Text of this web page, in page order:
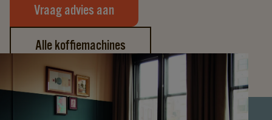
Vraag advies aan
Alle koffiemachines